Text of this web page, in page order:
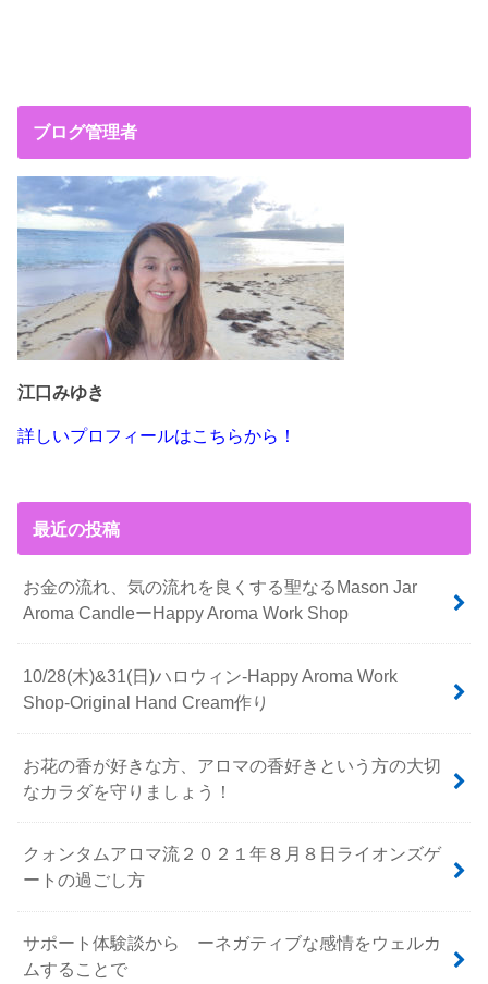
ブログ管理者
江口みゆき
詳しいプロフィールはこちらから！
最近の投稿
お金の流れ、気の流れを良くする聖なるMason Jar
Aroma CandleーHappy Aroma Work Shop
10/28(木)&31(日)ハロウィン-Happy Aroma Work
Shop-Original Hand Cream作り
お花の香が好きな方、アロマの香好きという方の大切
なカラダを守りましょう！
クォンタムアロマ流２０２１年８月８日ライオンズゲ
ートの過ごし方
サポート体験談から ーネガティブな感情をウェルカ
ムすることで